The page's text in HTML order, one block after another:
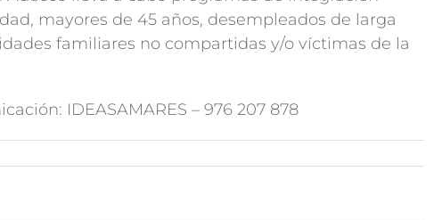
mayores de 45 años, desempleados de larga
familiares no compartidas y/o víctimas de la
IDEASAMARES – 976 207 878